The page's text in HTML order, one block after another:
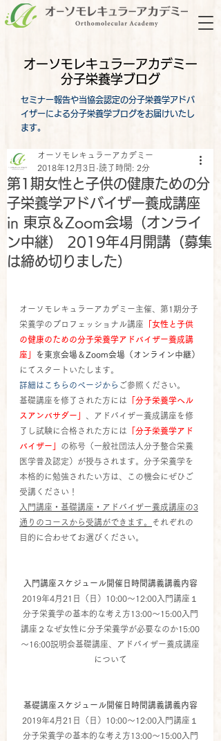
オーソモレキュラーアカデミー
分子栄養学ブログ
セミナー報告や当協会認定の分子栄養学アドバ
イザーによる分子栄養学ブログをお届けいたし
ます。
第1期女性と子供の健康ための分
子栄養学アドバイザー養成講座
in 東京＆Zoom会場（オンライ
ン中継） 2019年4月開講（募集
は締め切りました）
オーソモレキュラーアカデミー
2018年12月3日 読了時間: 2分
オーソモレキュラーアカデミー主催、第1期分子
栄養学のプロフェッショナル講座 「女性と子供
の健康のための分子栄養学アドバイザー養成講
座」
を東京会場＆Zoom会場（オンライン中継）
にてスタートいたします。
詳細はこちらのページから ご参照ください。
基礎講座を修了された方には 「分子栄養学ヘル
スアンバサダー」
、アドバイザー養成講座を修
了し試験に合格された方には 「分子栄養学アド
バイザー」 の称号（一般社団法人分子整合栄養
医学普及認定）が授与されます。分子栄養学を
本格的に勉強されたい方は、この機会にぜひご
受講ください！
入門講座・基礎講座・アドバイザー養成講座の3
通りのコースから受講ができます。
それぞれの
目的に合わせてお選びください。
入門講座スケジュール開催日時間講義講義内容
2019年4月21日（日）10:00～12:00入門講座１
分子栄養学の基本的な考え方13:00～15:00入門
講座２なぜ女性に分子栄養学が必要なのか15:00
～16:00説明会基礎講座、アドバイザー養成講座
について
基礎講座スケジュール開催日時間講義講義内容
2019年4月21日（日）10:00～12:00入門講座１
分子栄養学の基本的な考え方13:00～15:00入門